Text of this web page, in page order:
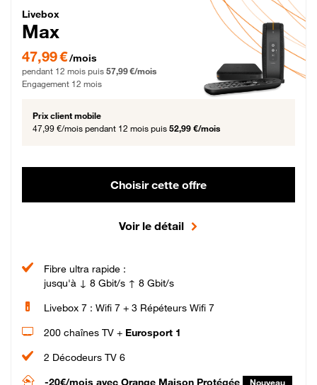
Livebox Max Fibre
Livebox
Max
47,99 € par mois pendant 12 mois puis 57,99 € par mois, Engagement 12 mois
47,99 €/mois
pendant 12 mois puis 57,99 €/mois
Engagement 12 mois
Prix client mobile
47,99 €/mois pendant 12 mois puis 52,99 €/mois
Choisir cette offre
Voir le détail
Fibre ultra rapide :
jusqu'à ↓ 8 Gbit/s ↑ 8 Gbit/s
Livebox 7 : Wifi 7 + 3 Répéteurs Wifi 7
200 chaînes TV + Eurosport 1
2 Décodeurs TV 6
-20€/mois avec Orange Maison Protégée Nouveau